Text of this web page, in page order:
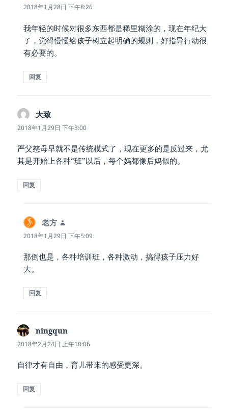
道：
2018年1月28日 下午8:26
我年轻的时候对很多东西都是稀里糊涂的，现在年纪大
了，觉得慢慢给孩子树立起明确的规则，好指导行动很
有必要的。
回复
大致
道：
2018年1月29日 下午3:00
严父慈母早就不是传统模式了，现在更多的是反过来，尤
其是开始上各种“班”以后，每个妈都像后妈似的。
回复
老方
道：
2018年1月29日 下午5:09
那倒也是，各种培训班，各种激动，搞得孩子压力好
大。
回复
ningqun
道：
2018年2月24日 上午10:06
自律才有自由，育儿带来的感受更深。
回复